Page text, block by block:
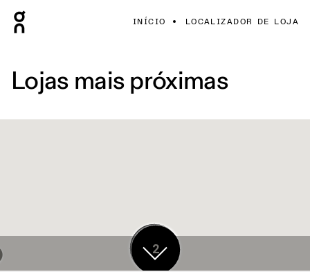
INÍCIO LOCALIZADOR DE LOJA
Lojas mais próximas
17
2